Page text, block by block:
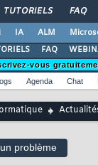
TUTORIELS FAQ
IA ALM
FAQ
vous
Agenda Chat
problème